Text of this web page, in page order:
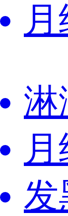
淋
发